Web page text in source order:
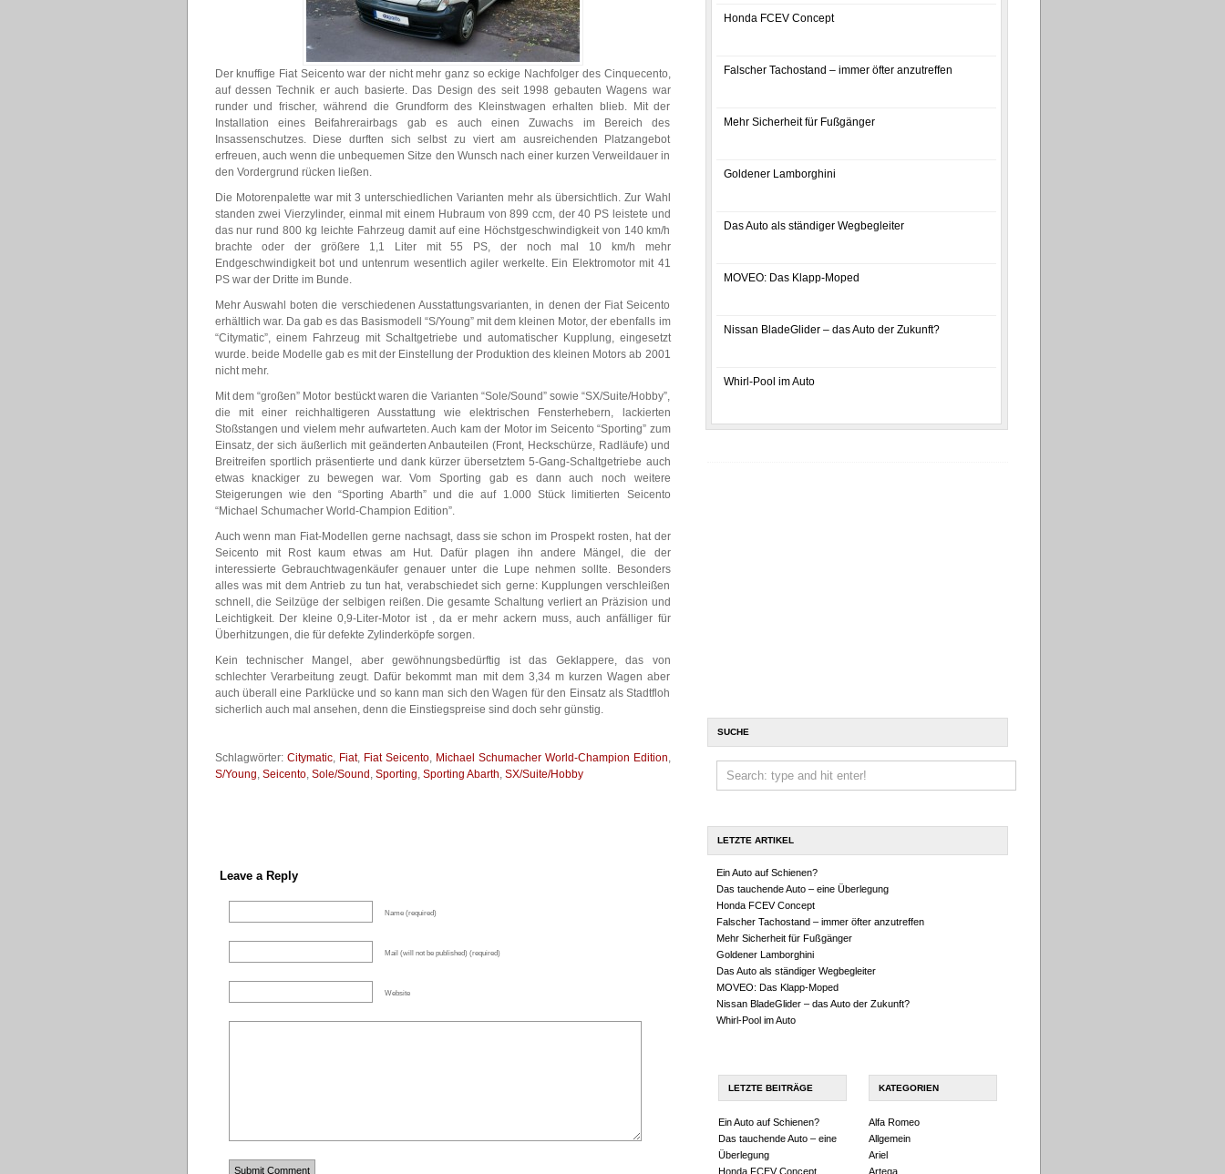
Der knuffige Fiat Seicento war der nicht mehr ganz so eckige Nachfolger des Cinquecento,
auf dessen Technik er auch basierte. Das Design des seit 1998 gebauten Wagens war
runder und frischer, während die Grundform des Kleinstwagen erhalten blieb. Mit der
Installation eines Beifahrerairbags gab es auch einen Zuwachs im Bereich des
Insassenschutzes. Diese durften sich selbst zu viert am ausreichenden Platzangebot
erfreuen, auch wenn die unbequemen Sitze den Wunsch nach einer kurzen Verweildauer in
den Vordergrund rücken ließen.
Die Motorenpalette war mit 3 unterschiedlichen Varianten mehr als übersichtlich. Zur Wahl
standen zwei Vierzylinder, einmal mit einem Hubraum von 899 ccm, der 40 PS leistete und
das nur rund 800 kg leichte Fahrzeug damit auf eine Höchstgeschwindigkeit von 140 km/h
brachte oder der größere 1,1 Liter mit 55 PS, der noch mal 10 km/h mehr
Endgeschwindigkeit bot und untenrum wesentlich agiler werkelte. Ein Elektromotor mit 41
PS war der Dritte im Bunde.
Mehr Auswahl boten die verschiedenen Ausstattungsvarianten, in denen der Fiat Seicento
erhältlich war. Da gab es das Basismodell “S/Young” mit dem kleinen Motor, der ebenfalls im
“Citymatic”, einem Fahrzeug mit Schaltgetriebe und automatischer Kupplung, eingesetzt
wurde. beide Modelle gab es mit der Einstellung der Produktion des kleinen Motors ab 2001
nicht mehr.
Mit dem “großen” Motor bestückt waren die Varianten “Sole/Sound” sowie “SX/Suite/Hobby”,
die mit einer reichhaltigeren Ausstattung wie elektrischen Fensterhebern, lackierten
Stoßstangen und vielem mehr aufwarteten. Auch kam der Motor im Seicento “Sporting” zum
Einsatz, der sich äußerlich mit geänderten Anbauteilen (Front, Heckschürze, Radläufe) und
Breitreifen sportlich präsentierte und dank kürzer übersetztem 5-Gang-Schaltgetriebe auch
etwas knackiger zu bewegen war. Vom Sporting gab es dann auch noch weitere
Steigerungen wie den “Sporting Abarth” und die auf 1.000 Stück limitierten Seicento
“Michael Schumacher World-Champion Edition”.
Auch wenn man Fiat-Modellen gerne nachsagt, dass sie schon im Prospekt rosten, hat der
Seicento mit Rost kaum etwas am Hut. Dafür plagen ihn andere Mängel, die der
interessierte Gebrauchtwagenkäufer genauer unter die Lupe nehmen sollte. Besonders
alles was mit dem Antrieb zu tun hat, verabschiedet sich gerne: Kupplungen verschleißen
schnell, die Seilzüge der selbigen reißen. Die gesamte Schaltung verliert an Präzision und
Leichtigkeit. Der kleine 0,9-Liter-Motor ist , da er mehr ackern muss, auch anfälliger für
Überhitzungen, die für defekte Zylinderköpfe sorgen.
Kein technischer Mangel, aber gewöhnungsbedürftig ist das Geklappere, das von
schlechter Verarbeitung zeugt. Dafür bekommt man mit dem 3,34 m kurzen Wagen aber
auch überall eine Parklücke und so kann man sich den Wagen für den Einsatz als Stadtfloh
sicherlich auch mal ansehen, denn die Einstiegspreise sind doch sehr günstig.
Schlagwörter: Citymatic, Fiat, Fiat Seicento, Michael Schumacher World-Champion Edition,
S/Young, Seicento, Sole/Sound , Sporting, Sporting Abarth, SX/Suite/Hobby
Leave a Reply
Name (required)
Mail (will not be published) (required)
Website
Honda FCEV Concept
Falscher Tachostand – immer öfter anzutreffen
Mehr Sicherheit für Fußgänger
Goldener Lamborghini
Das Auto als ständiger Wegbegleiter
MOVEO: Das Klapp-Moped
Nissan BladeGlider – das Auto der Zukunft?
Whirl-Pool im Auto
SUCHE
LETZTE ARTIKEL
Ein Auto auf Schienen?
Das tauchende Auto – eine Überlegung
Honda FCEV Concept
Falscher Tachostand – immer öfter anzutreffen
Mehr Sicherheit für Fußgänger
Goldener Lamborghini
Das Auto als ständiger Wegbegleiter
MOVEO: Das Klapp-Moped
Nissan BladeGlider – das Auto der Zukunft?
Whirl-Pool im Auto
LETZTE BEITRÄGE
Ein Auto auf Schienen?
Das tauchende Auto – eine
Überlegung
Honda FCEV Concept
KATEGORIEN
Alfa Romeo
Allgemein
Ariel
Artega